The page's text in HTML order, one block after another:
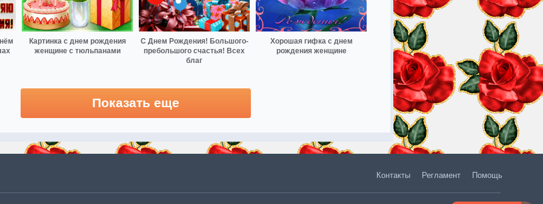
Картинка с днем рождения
женщине с тюльпанами
С Днем Рождения! Большого-
пребольшого счастья! Всех
благ
Хорошая гифка с днем
рождения женщине
Показать еще
Контакты Регламент Помощь